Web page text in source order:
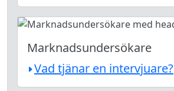
Marknadsundersökare
Vad tjänar en intervjuare?